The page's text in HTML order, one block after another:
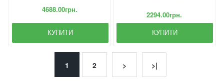
4688.00грн.
КУПИТИ
2294.00грн.
КУПИТИ
1 2 > >|